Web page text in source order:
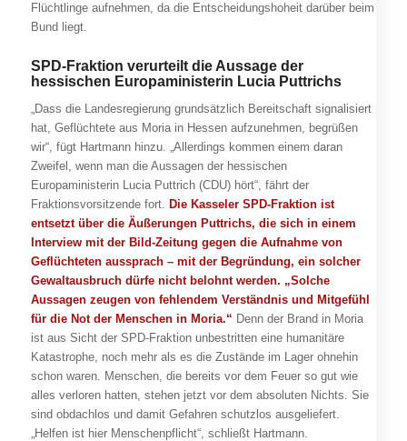
Flüchtlinge aufnehmen, da die Entscheidungshoheit darüber beim
Bund liegt.
SPD-Fraktion verurteilt die Aussage der
hessischen Europaministerin Lucia Puttrichs
„Dass die Landesregierung grundsätzlich Bereitschaft signalisiert
hat, Geflüchtete aus Moria in Hessen aufzunehmen, begrüßen
wir“, fügt Hartmann hinzu. „Allerdings kommen einem daran
Zweifel, wenn man die Aussagen der hessischen
Europaministerin Lucia Puttrich (CDU) hört“, fährt der
Fraktionsvorsitzende fort. Die Kasseler SPD-Fraktion ist
entsetzt über die Äußerungen Puttrichs, die sich in einem
Interview mit der Bild-Zeitung gegen die Aufnahme von
Geflüchteten aussprach – mit der Begründung, ein solcher
Gewaltausbruch dürfe nicht belohnt werden. „Solche
Aussagen zeugen von fehlendem Verständnis und Mitgefühl
für die Not der Menschen in Moria.“ Denn der Brand in Moria
ist aus Sicht der SPD-Fraktion unbestritten eine humanitäre
Katastrophe, noch mehr als es die Zustände im Lager ohnehin
schon waren. Menschen, die bereits vor dem Feuer so gut wie
alles verloren hatten, stehen jetzt vor dem absoluten Nichts. Sie
sind obdachlos und damit Gefahren schutzlos ausgeliefert.
„Helfen ist hier Menschenpflicht“, schließt Hartmann.